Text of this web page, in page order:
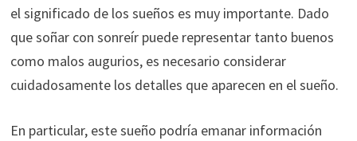
el significado de los sueños es muy importante. Dado
que soñar con sonreír puede representar tanto buenos
como malos augurios, es necesario considerar
cuidadosamente los detalles que aparecen en el sueño.
En particular, este sueño podría emanar información